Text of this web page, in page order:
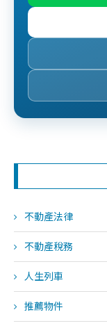
不動產法律
不動產稅務
人生列車
推薦物件